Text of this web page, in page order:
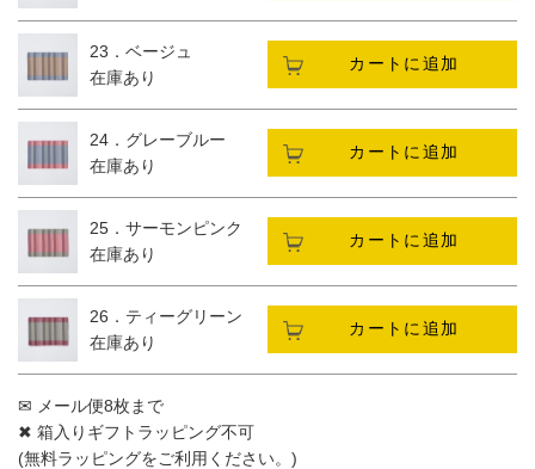
23．ベージュ
在庫あり
カートに追加
24．グレーブルー
在庫あり
カートに追加
25．サーモンピンク
在庫あり
カートに追加
26．ティーグリーン
在庫あり
カートに追加
✉ メール便8枚まで
✖ 箱入りギフトラッピング不可
(無料ラッピングをご利用ください。)